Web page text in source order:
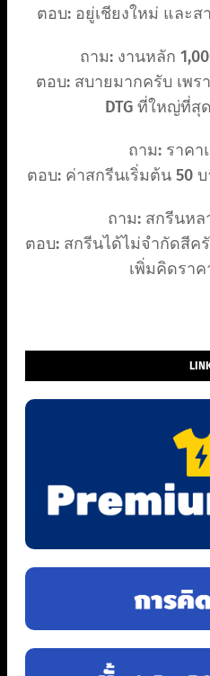
ตอบ: อยู่เชียงใหม่ และ
ถาม: งานหลัก
ตอบ: สบายมากครับ เพร
DTG ที่ใหญ่ที่สุ
ถาม: ราคา
ตอบ: ค่าสกรีนเริ่มต้น 50
ถาม: สกรีนหล
ตอบ: สกรีนได้ไม่จำกัดสีค
เพิ่มคิดรา